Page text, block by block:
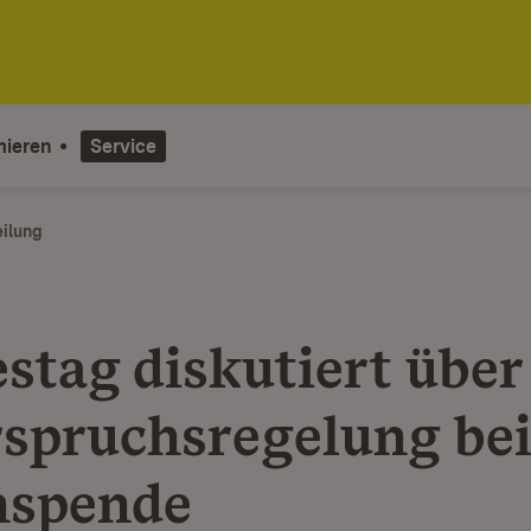
Service
diskutiert über